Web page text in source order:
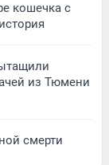
кошечка с
из Тюмени
смерти